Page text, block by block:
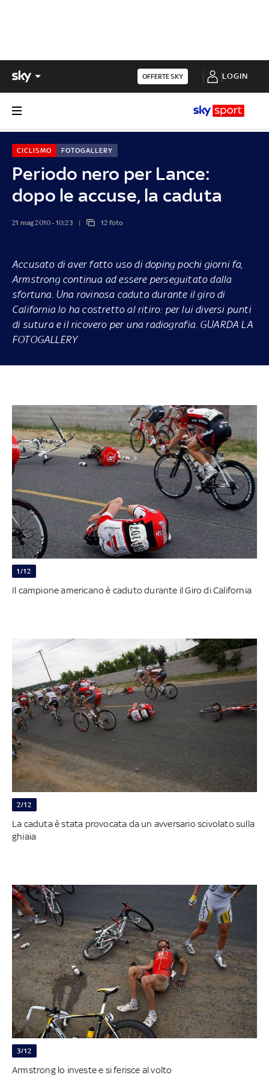
OFFERTE SKY LOGIN
Periodo nero per Lance:
dopo le accuse, la caduta
CICLISMO FOTOGALLERY
21 mag 2010 - 10:23 12 foto
Accusato di aver fatto uso di doping pochi giorni fa,
Armstrong continua ad essere perseguitato dalla
sfortuna. Una rovinosa caduta durante il giro di
California lo ha costretto al ritiro: per lui diversi punti
di sutura e il ricovero per una radiografia. GUARDA LA
FOTOGALLERY
1/12
Il campione americano è caduto durante il Giro di California
2/12
La caduta è stata provocata da un avversario scivolato sulla
ghiaia
3/12
Armstrong lo investe e si ferisce al volto